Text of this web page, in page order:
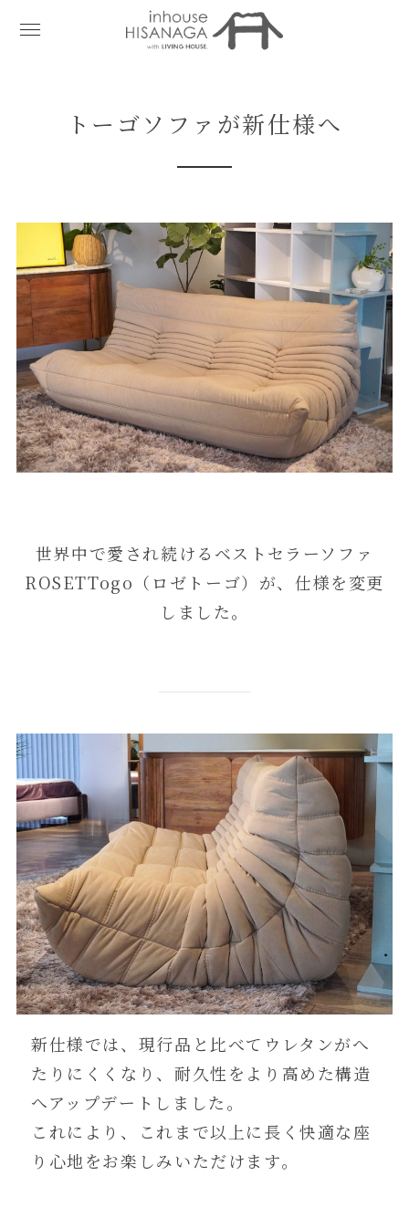
トーゴソファが新仕様へ
世界中で愛され続けるベストセラーソファ
ROSETTogo（ロゼトーゴ）が、仕様を変更
しました。
新仕様では、現行品と比べてウレタンがへ
たりにくくなり、耐久性をより高めた構造
へアップデートしました。
これにより、これまで以上に長く快適な座
り心地をお楽しみいただけます。